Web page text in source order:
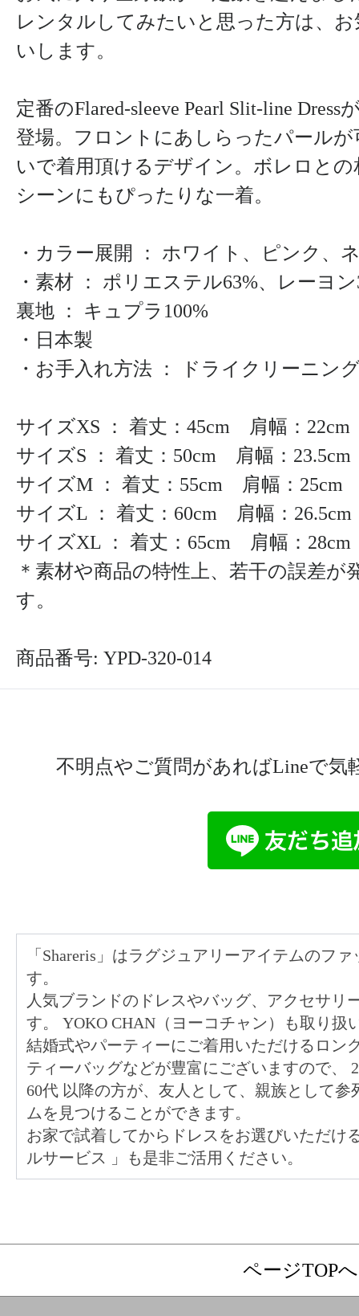
レンタルしてみたいと思った方は、
いします。
定番のFlared-sleeve Pearl Slit-line Dress
登場。フロントにあしらったパール
いで着用頂けるデザイン。ボレロと
シーンにもぴったりな一着。
・カラー展開 ： ホワイト、ピンク、
・素材 ： ポリエステル63%、レー
裏地 ： キュプラ100%
・日本製
・お手入れ方法 ： ドライクリーニン
サイズXS ： 着丈：45cm 肩幅：
サイズS ： 着丈：50cm 肩幅：
サイズM ： 着丈：55cm 肩幅：25cm
サイズL ： 着丈：60cm 肩幅：
サイズXL ： 着丈：65cm 肩幅：
＊素材や商品の特性上、若干の誤差
す。
商品番号: YPD-320-014
不明点やご質問があればLineで気
「Shareris」はラグジュアリーアイテムのフ
す。
人気ブランドのドレスやバッグ、アクセサリ
す。 YOKO CHAN（ヨーコチャン）も取り扱
結婚式やパーティーにご着用いただけるロン
ティーバッグなどが豊富にございますので、
60代 以降の方が、友人として、親族として
ムを見つけることができます。
お家で試着してからドレスをお選びいただけ
ルサービス
」も是非ご活用ください。
ページTOPへ